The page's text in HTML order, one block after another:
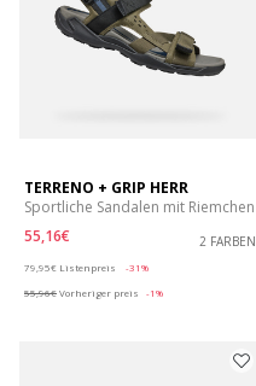
TERRENO + GRIP HERR
Sportliche Sandalen mit Riemchen
55,16€
2 FARBEN
79,95€ Listenpreis
-31%
55,96€Vorheriger preis -1%